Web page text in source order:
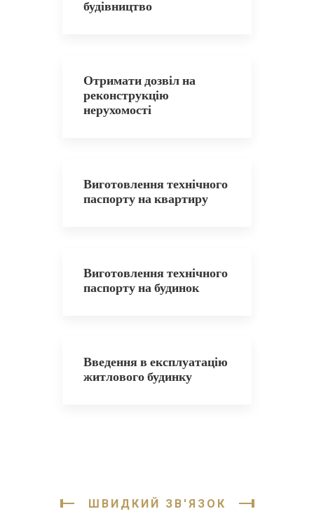
будівництво
Отримати дозвіл на
реконструкцію
нерухомості
Виготовлення технічного
паспорту на квартиру
Виготовлення технічного
паспорту на будинок
Введення в експлуатацію
житлового будинку
ШВИДКИЙ ЗВ'ЯЗОК